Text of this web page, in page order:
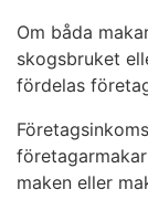
Om båda
skogsbruket
fördelas
maken eller